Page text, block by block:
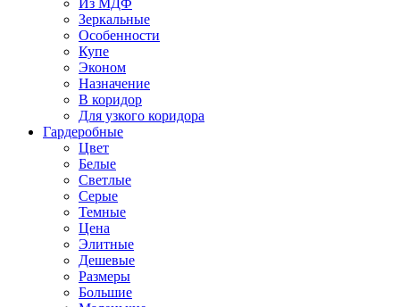
Из МДФ
Зеркальные
Особенности
Купе
Эконом
Назначение
В коридор
Для узкого коридора
Гардеробные
Цвет
Белые
Светлые
Серые
Темные
Цена
Элитные
Дешевые
Размеры
Большие